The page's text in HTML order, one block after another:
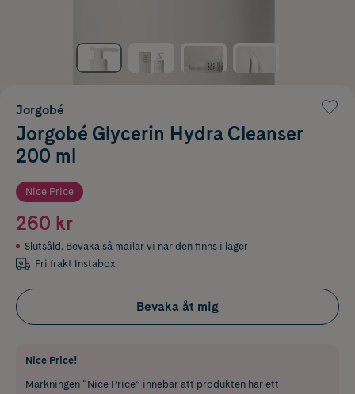
Jorgobé
Jorgobé Glycerin Hydra Cleanser
200 ml
Nice Price
260 kr
Slutsåld. Bevaka så mailar vi när den finns i lager
Fri frakt Instabox
Bevaka åt mig
Nice Price!
Märkningen “Nice Price” innebär att produkten har ett